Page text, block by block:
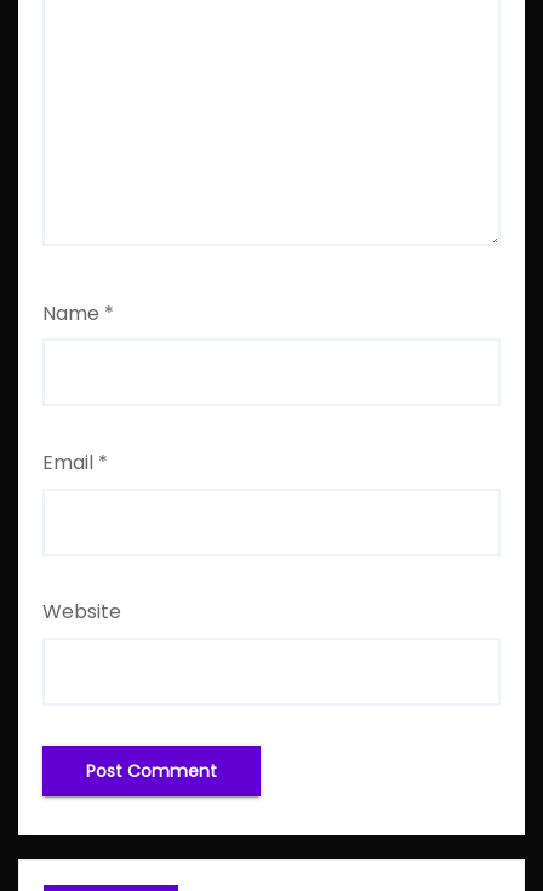
Name *
Email *
Website